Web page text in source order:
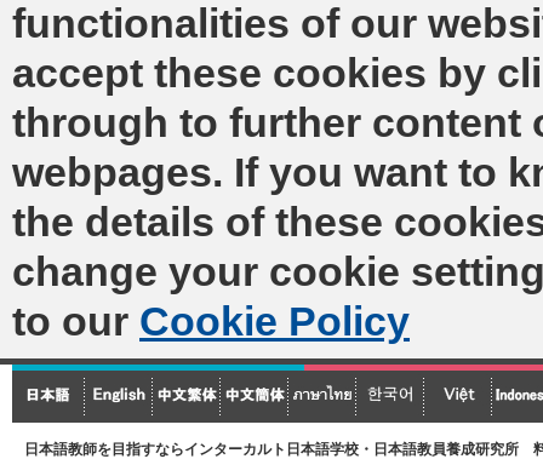
functionalities of our
accept these cookies by
through to further content
webpages. If you want to
the details of these
change your cookie
to our Cookie Policy
日本語教師を目指すならインターカルト日本語学校・日本語教員養成研究所